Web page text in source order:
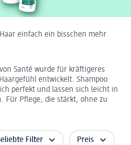
einfach ein bisschen mehr
Santé wurde für kräftigeres
entwickelt. Shampoo
perfekt und lassen sich leicht in
Für Pflege, die stärkt, ohne zu
Filter Preis